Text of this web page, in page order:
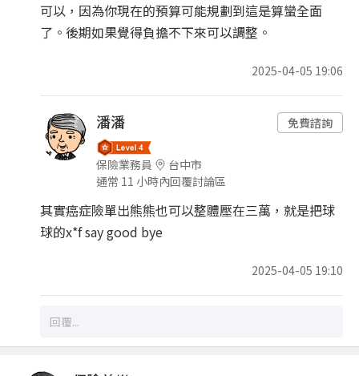
可以，因為你現在的預算可能規劃到這是算蠻全面
了。後期如果覺得負擔不下來可以調整。
2025-04-05 19:06
潘潘
保險業務員
台中市
通常 11 小時內回覆討論區
免費諮詢
其實癌症險單出熊熊也可以整體壓在三萬，就是把球
球的x*f say good bye
2025-04-05 19:10